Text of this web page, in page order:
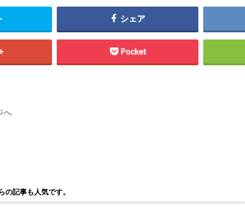
シェア
Pocket
へ
の記事も人気です。